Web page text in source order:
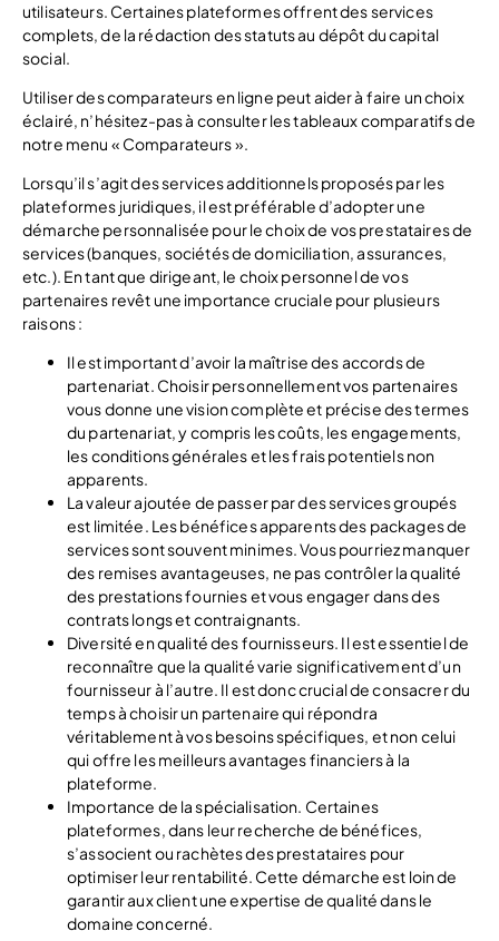
utilisateurs. Certaines plateformes offrent des services
complets, de la rédaction des statuts au dépôt du capital
social.
Utiliser des comparateurs en ligne peut aider à faire un choix
éclairé, n’hésitez-pas à consulter les tableaux comparatifs de
notre menu « Comparateurs ».
Lorsqu’il s’agit des services additionnels proposés par les
plateformes juridiques, il est préférable d’adopter une
démarche personnalisée pour le choix de vos prestataires de
services (banques, sociétés de domiciliation, assurances,
etc.). En tant que dirigeant, le choix personnel de vos
partenaires revêt une importance cruciale pour plusieurs
raisons :
Il est important d’avoir la maîtrise des accords de
partenariat. Choisir personnellement vos partenaires
vous donne une vision complète et précise des termes
du partenariat, y compris les coûts, les engagements,
les conditions générales et les frais potentiels non
apparents.
La valeur ajoutée de passer par des services groupés
est limitée. Les bénéfices apparents des packages de
services sont souvent minimes. Vous pourriez manquer
des remises avantageuses, ne pas contrôler la qualité
des prestations fournies et vous engager dans des
contrats longs et contraignants.
Diversité en qualité des fournisseurs. Il est essentiel de
reconnaître que la qualité varie significativement d’un
fournisseur à l’autre. Il est donc crucial de consacrer du
temps à choisir un partenaire qui répondra
véritablement à vos besoins spécifiques, et non celui
qui offre les meilleurs avantages financiers à la
plateforme.
Importance de la spécialisation. Certaines
plateformes, dans leur recherche de bénéfices,
s’associent ou rachètes des prestataires pour
optimiser leur rentabilité. Cette démarche est loin de
garantir aux client une expertise de qualité dans le
domaine concerné.